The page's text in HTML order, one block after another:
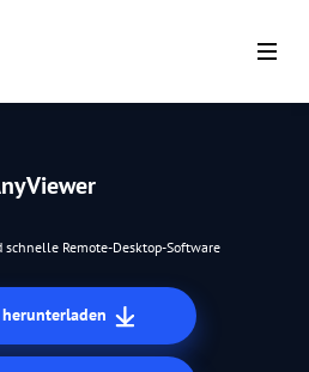
schnelle Remote-Desktop-Software
herunterladen